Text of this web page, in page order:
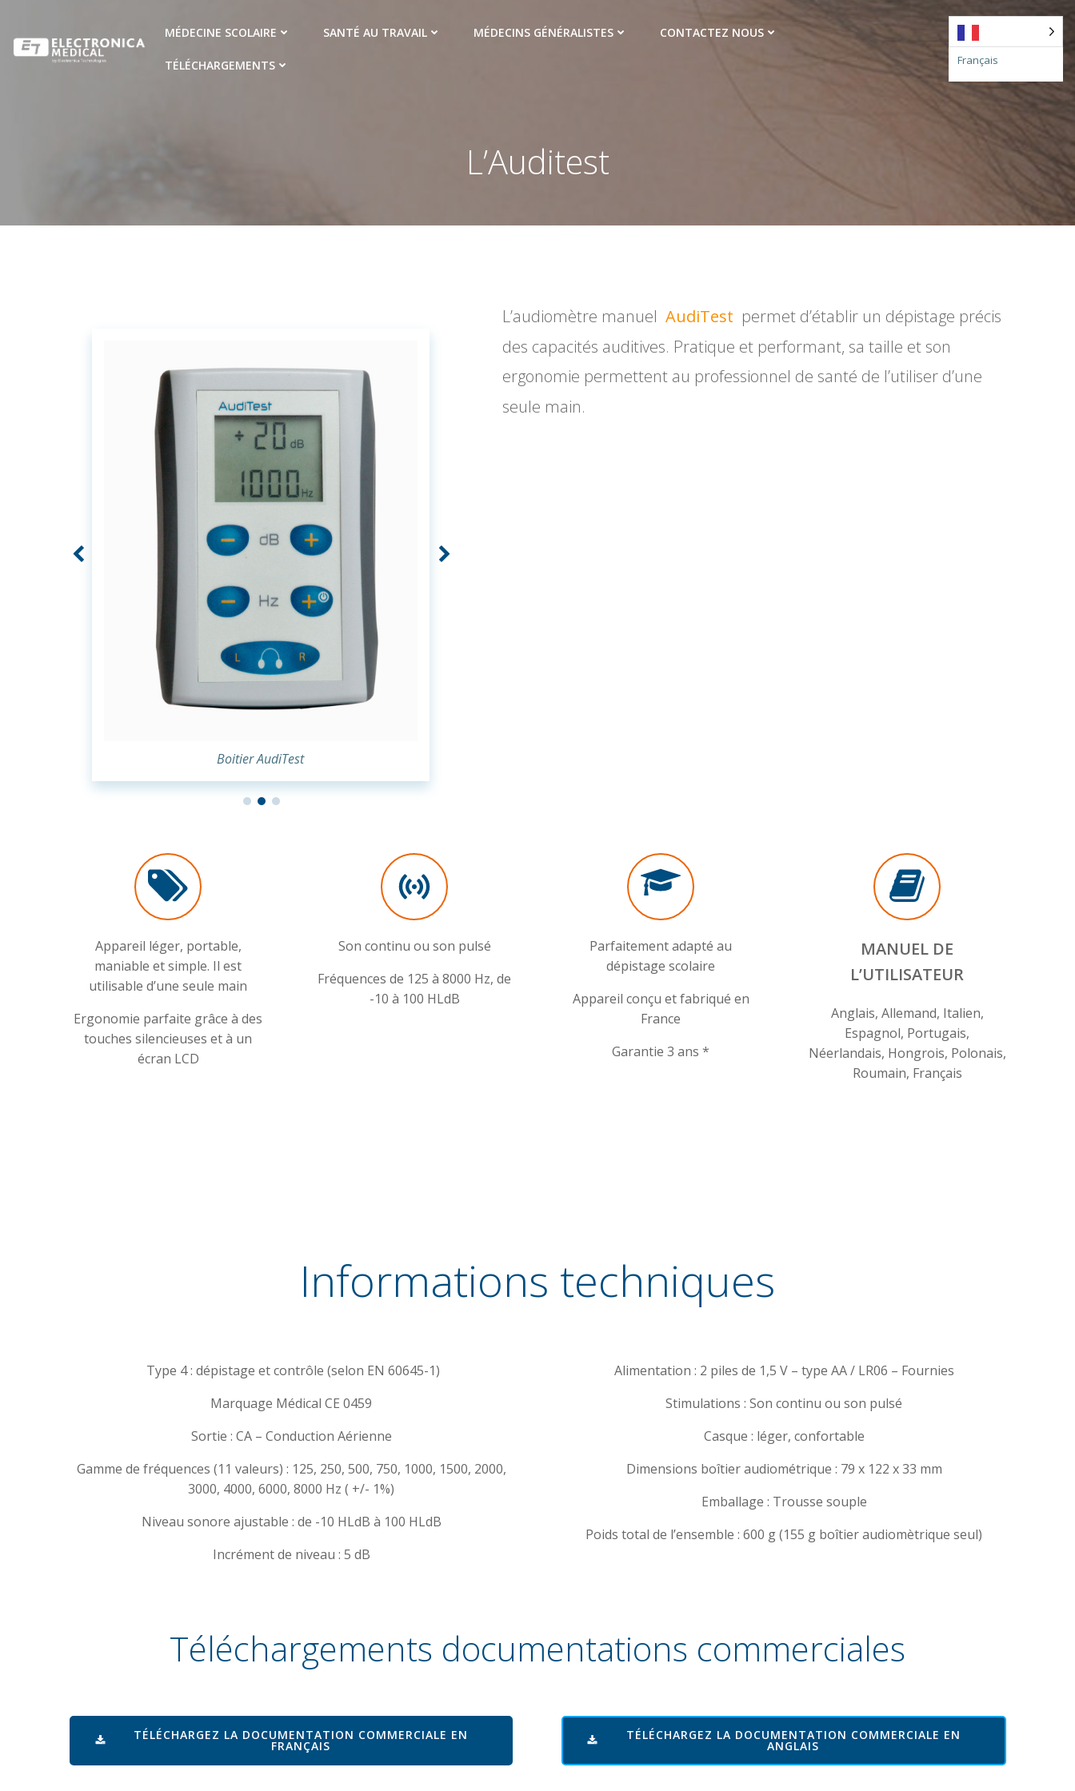
contenu
MÉDECINE SCOLAIRE SANTÉ AU TRAVAIL MÉDECINS GÉNÉRALISTES CONTACTEZ NOUS
TÉLÉCHARGEMENTS Français
L’Auditest
Boitier AudiTest
L’audiomètre manuel AudiTest permet d’établir un dépistage précis
des capacités auditives. Pratique et performant, sa taille et son
ergonomie permettent au professionnel de santé de l’utiliser d’une
seule main.
Appareil léger, portable,
maniable et simple. Il est
utilisable d’une seule main
Ergonomie parfaite grâce à des
touches silencieuses et à un
écran LCD
Son continu ou son pulsé
Fréquences de 125 à 8000 Hz, de
-10 à 100 HLdB
Parfaitement adapté au
dépistage scolaire
Appareil conçu et fabriqué en
France
Garantie 3 ans *
MANUEL DE
L’UTILISATEUR
Anglais, Allemand, Italien,
Espagnol, Portugais,
Néerlandais, Hongrois, Polonais,
Roumain, Français
Informations techniques
Type 4 : dépistage et contrôle (selon EN 60645-1)
Marquage Médical CE 0459
Sortie : CA – Conduction Aérienne
Gamme de fréquences (11 valeurs) : 125, 250, 500, 750, 1000, 1500, 2000,
3000, 4000, 6000, 8000 Hz ( +/- 1%)
Niveau sonore ajustable : de -10 HLdB à 100 HLdB
Incrément de niveau : 5 dB
Alimentation : 2 piles de 1,5 V – type AA / LR06 – Fournies
Stimulations : Son continu ou son pulsé
Casque : léger, confortable
Dimensions boîtier audiométrique : 79 x 122 x 33 mm
Emballage : Trousse souple
Poids total de l’ensemble : 600 g (155 g boîtier audiomètrique seul)
Téléchargements documentations commerciales
TÉLÉCHARGEZ LA DOCUMENTATION COMMERCIALE EN
FRANÇAIS
TÉLÉCHARGEZ LA DOCUMENTATION COMMERCIALE EN
ANGLAIS